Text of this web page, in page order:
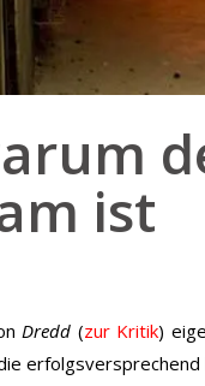
ist
Dredd (zur Kritik)